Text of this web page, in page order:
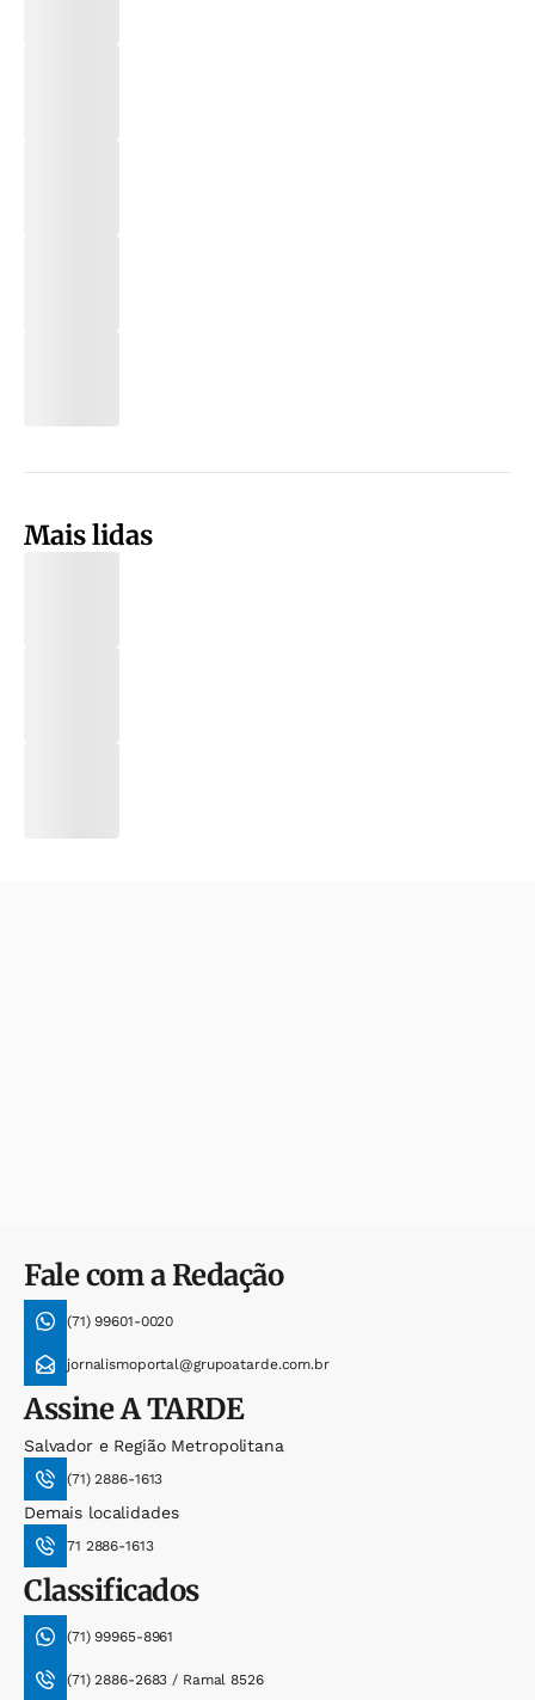
Mais lidas
Fale com a Redação
(71) 99601-0020
jornalismoportal@grupoatarde.com.br
AssineA TARDE
Salvador e Região Metropolitana
(71) 2886-1613
Demais localidades
71 2886-1613
Classificados
(71) 99965-8961
(71) 2886-2683 / Ramal 8526